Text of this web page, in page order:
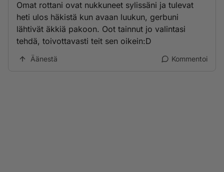
Omat rottani ovat nukkuneet sylissäni ja tulevat
heti ulos häkistä kun avaan luukun, gerbuni
lähtivät äkkiä pakoon. Oot tainnut jo valintasi
tehdä, toivottavasti teit sen oikein:D
Äänestä Kommentoi